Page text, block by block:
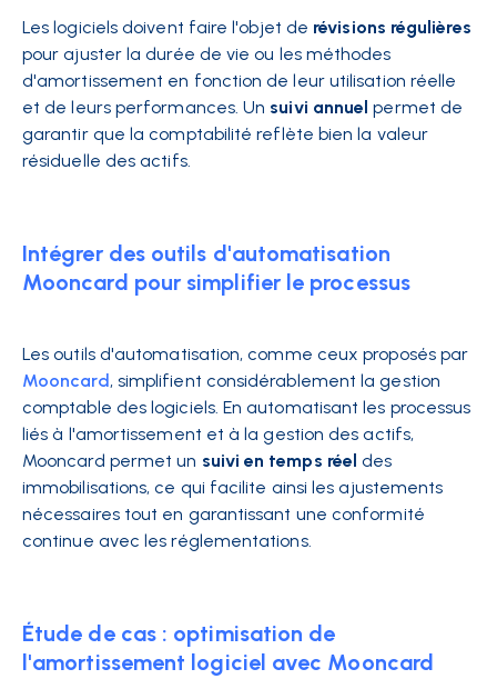
Les logiciels doivent faire l'objet de révisions régulières
pour ajuster la durée de vie ou les méthodes
d'amortissement en fonction de leur utilisation réelle
et de leurs performances. Un suivi annuel permet de
garantir que la comptabilité reflète bien la valeur
résiduelle des actifs.
Intégrer des outils d'automatisation
Mooncard pour simplifier le processus
Les outils d'automatisation, comme ceux proposés par
Mooncard, simplifient considérablement la gestion
comptable des logiciels. En automatisant les processus
liés à l'amortissement et à la gestion des actifs,
Mooncard permet un suivi en temps réel des
immobilisations, ce qui facilite ainsi les ajustements
nécessaires tout en garantissant une conformité
continue avec les réglementations.
Étude de cas : optimisation de
l'amortissement logiciel avec Mooncard